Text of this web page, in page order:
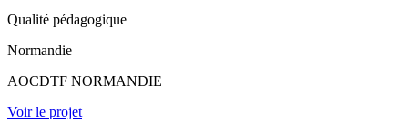
Qualité pédagogique
Normandie
AOCDTF NORMANDIE
Voir le projet